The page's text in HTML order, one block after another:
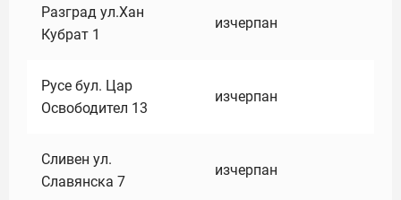
Разград ул.Хан
Кубрат 1
изчерпан
Русе бул. Цар
Освободител 13
изчерпан
Сливен ул.
Славянска 7
изчерпан